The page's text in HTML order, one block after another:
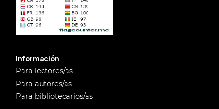
Información
Para lectores/as
Para autores/as
Para bibliotecarios/as